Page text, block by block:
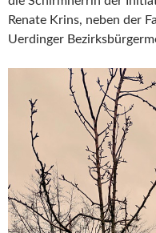
Renate Krins, neben der
Uerdinger